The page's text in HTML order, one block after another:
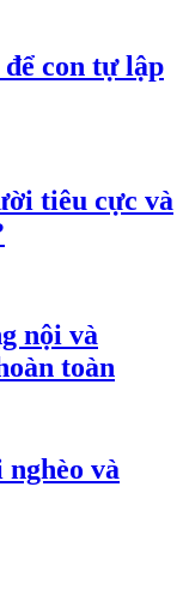
con tự lập
tiêu cực và
nội và
toàn
và